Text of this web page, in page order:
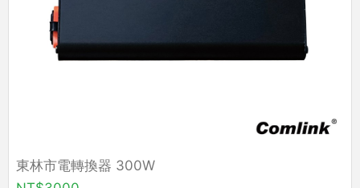
東林市電轉換器 300W